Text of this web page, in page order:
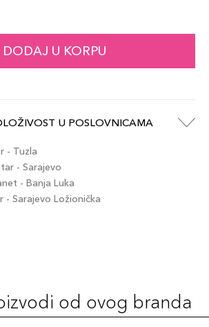
DODAJ U KORPU
U POSLOVNICAMA
- Tuzla
- Sarajevo
- Banja Luka
- Sarajevo Ložionička
od ovog branda